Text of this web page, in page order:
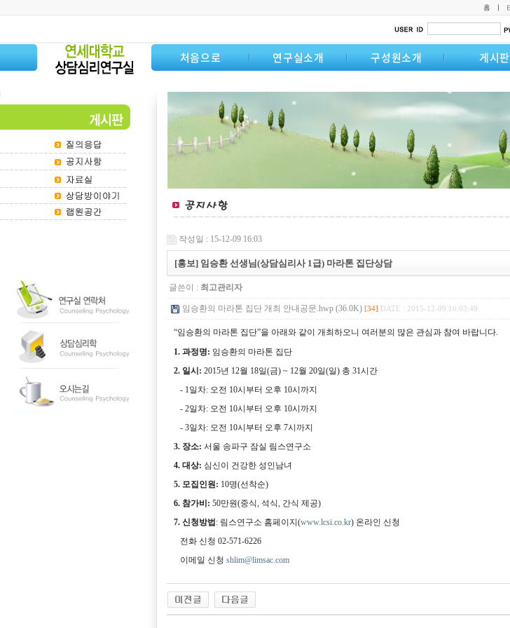
처음으로 연구실소개 구성원소개 게시판
작성일 : 15-12-09 16:03
[홍보] 임승환 선생님(상담심리사 1급) 마라톤 집단상담
글쓴이 : 최고관리자
임승환의 마라톤 집단 개최 안내공문.hwp (36.0K) [34] DATE : 2015-12-09 16:03:49
“임승환의 마라톤 집단”을 아래와 같이 개최하오니 여러분의 많은 관심과 참여 바랍니다.
1. 과정명: 임승환의 마라톤 집단
2. 일시 : 2015년 12월 18일(금) ~ 12월 20일(일) 총 31시간
- 1일차: 오전 10시부터 오후 10시까지
- 2일차: 오전 10시부터 오후 10시까지
- 3일차: 오전 10시부터 오후 7시까지
3. 장소: 서울 송파구 잠실 림스연구소
4. 대상: 심신이 건강한 성인남녀
5. 모집인원: 10명(선착순)
6. 참가비 : 50만원(중식, 석식, 간식 제공)
7. 신청방법 : 림스연구소 홈페이지 (www.lcsi.co.kr) 온라인 신청
전화 신청 02-571-6226
이메일 신청 shlim@limsac.com